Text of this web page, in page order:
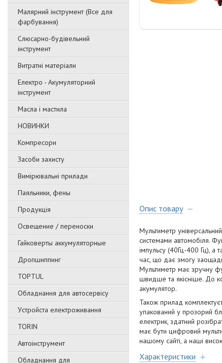
Малярний інструмент (Все для
фарбування)
Слюсарно-будівельний
інструмент
Витратні матеріали
Електро - Акумуляторний
інструмент
Масла і мастила
НОВИНКИ
Компресори
Засоби захисту
Вимірювальні прилади
Паяльники, фены
Продукція
Освещение / переноски
Гайковерты аккумуляторные
Дропшиппинг
TOPTUL
Обладнання для автосервісу
Уcтpoйстa елeктpoживання
TORIN
Автоінструмент
Обладнання для
Опис товару
Мультиметр
системами автомобіля.
імпульсу (40Гц-400 Гц), а
час, що дає змогу
Мультиметр має зручну
швидше та якісніше. До
акумулятор.
Також прилад
упакований у прозорий
електрик, здатний
має бути цифровий
нашому сайті, а наші
Характеристики